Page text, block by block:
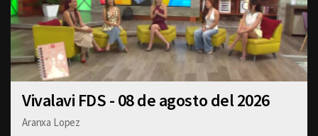
Vivalavi FDS - 08 de agosto del 2026
Aranxa Lopez